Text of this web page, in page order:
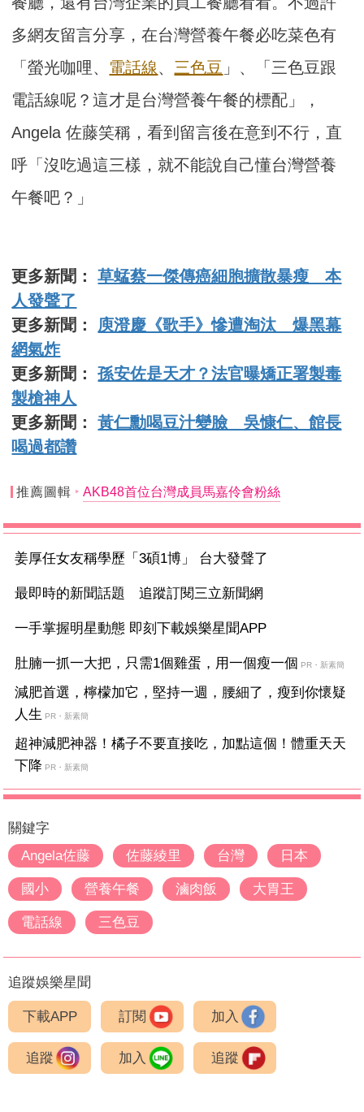
多網友留言分享，在台灣營養午餐必吃菜色有
「螢光咖哩、 電話線、 三色豆 」、「三色豆跟
電話線呢？這才是台灣營養午餐的標配」，
Angela 佐藤笑稱，看到留言後在意到不行，直
呼「沒吃過這三樣，就不能說自己懂台灣營養
午餐吧？」
更多新聞：草蜢蔡一傑傳癌細胞擴散暴瘦 本
人發聲了
更多新聞： 庾澄慶《歌手》慘遭淘汰 爆黑幕
網氣炸
更多新聞：孫安佐是天才？法官曝矯正署製毒
製槍神人
更多新聞：黃仁勳喝豆汁變臉 吳慷仁、館長
喝過都讚
推薦圖輯 AKB48首位台灣成員馬嘉伶會粉絲
姜厚任女友稱學歷「3碩1博」 台大發聲了
最即時的新聞話題 追蹤訂閱三立新聞網
一手掌握明星動態 即刻下載娛樂星聞APP
肚腩一抓一大把，只需1個雞蛋，用一個瘦一個 PR・新素簡
減肥首選，檸檬加它，堅持一週，腰細了，瘦到你懷疑
人生 PR・新素簡
超神減肥神器！橘子不要直接吃，加點這個！體重天天
下降 PR・新素簡
關鍵字
Angela佐藤
佐藤綾里 台灣 日本
國小 營養午餐 滷肉飯 大胃王
電話線 三色豆
追蹤娛樂星聞
下載APP 訂閱 加入
追蹤 加入 追蹤